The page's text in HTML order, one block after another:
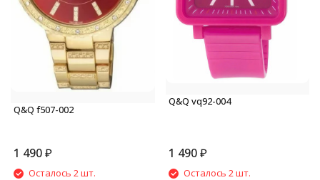
Q&Q f507-002
1 490₽
Осталось 2 шт.
Q&Q vq92-004
1 490 ₽
Осталось 2 шт.